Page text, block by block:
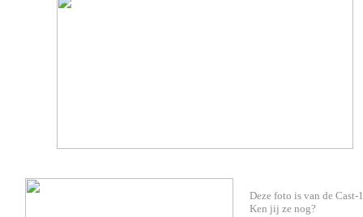
Deze foto is van de Cast-
Ken jij ze nog?